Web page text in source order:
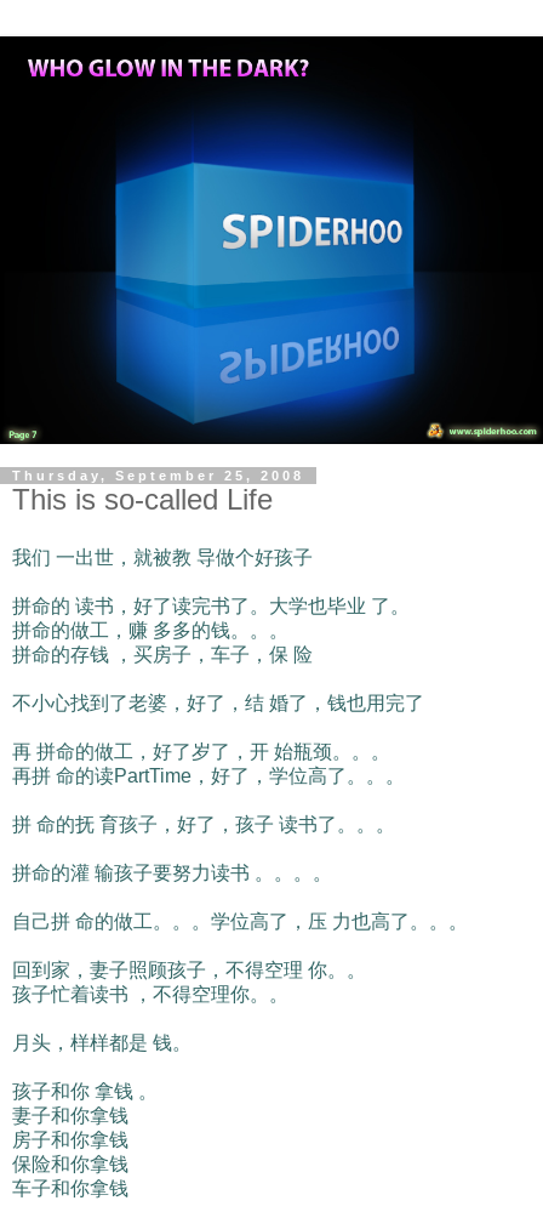
Thursday, September 25, 2008
This is so-called Life
我们 一出世，就被教 导做个好孩子
拼命的 读书，好了读完书了。大学也毕业 了。
拼命的做工，赚 多多的钱。。。
拼命的存钱 ，买房子，车子，保 险
不小心找到了老婆，好了，结 婚了，钱也用完了
再 拼命的做工，好了岁了，开 始瓶颈。。。
再拼 命的读PartTime，好了，学位高了。。。
拼 命的抚 育孩子，好了，孩子 读书了。。。
拼命的灌 输孩子要努力读书 。。。。
自己拼 命的做工。。。学位高了，压 力也高了。。。
回到家，妻子照顾孩子，不得空理 你。。
孩子忙着读书 ，不得空理你。。
月头，样样都是 钱。
孩子和你 拿钱 。
妻子和你拿钱
房子和你拿钱
保险和你拿钱
车子和你拿钱